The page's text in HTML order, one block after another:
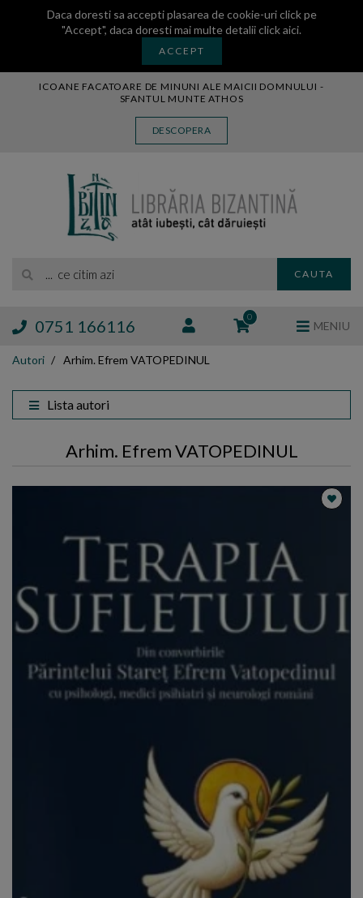
Daca doresti sa accepti plasarea de cookie-uri click pe
"Accept", daca doresti mai multe detaliiclick aici.
ACCEPT
ICOANE FACATOARE DE MINUNI ALE MAICII DOMNULUI -
SFANTUL MUNTE ATHOS
DESCOPERA
CAUTA
0751 166116 0
MENIU
MANASTIREA VATOPEDI
BLOG
TAMAIE
Autori Arhim. Efrem VATOPEDINUL
Lista autori
Arhim. Efrem VATOPEDINUL